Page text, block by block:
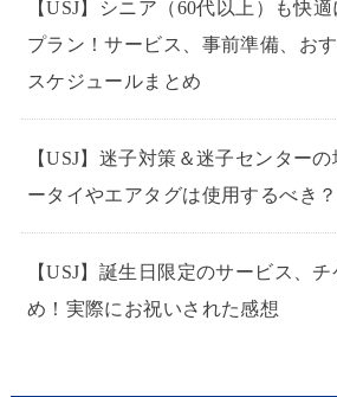
【USJ】シニア（60代以上）も快
プラン！サービス、事前準備、おす
スケジュールまとめ
【USJ】迷子対策＆迷子センター
ータイやエアタグは使用するべき？
【USJ】誕生日限定のサービス、
め！実際にお祝いされた感想